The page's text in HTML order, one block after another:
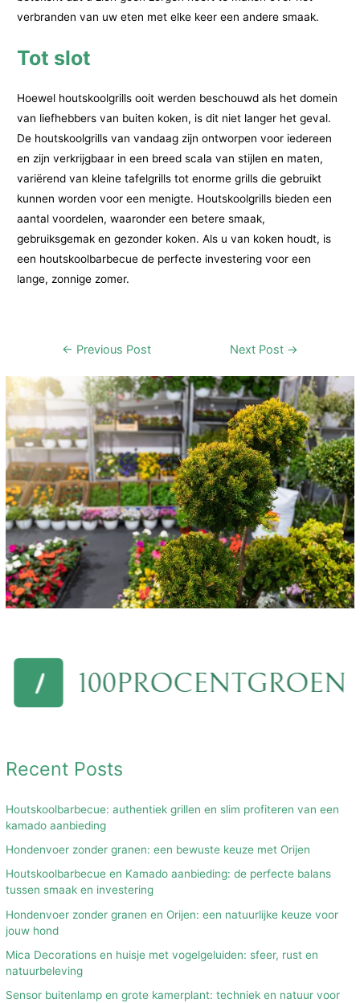
Recent Posts
Houtskoolbarbecue: authentiek grillen en slim profiteren van een
kamado aanbieding
Hondenvoer zonder granen: een bewuste keuze met Orijen
Houtskoolbarbecue en Kamado aanbieding: de perfecte balans
tussen smaak en investering
Hondenvoer zonder granen en Orijen: een natuurlijke keuze voor
jouw hond
Mica Decorations en huisje met vogelgeluiden: sfeer, rust en
natuurbeleving
Sensor buitenlamp en grote kamerplant: techniek en natuur voor
verbranden van uw eten met elke keer een andere smaak.
Tot slot
Hoewel houtskoolgrills ooit werden beschouwd als het domein
van liefhebbers van buiten koken, is dit niet langer het geval.
De houtskoolgrills van vandaag zijn ontworpen voor iedereen
en zijn verkrijgbaar in een breed scala van stijlen en maten,
variërend van kleine tafelgrills tot enorme grills die gebruikt
kunnen worden voor een menigte. Houtskoolgrills bieden een
aantal voordelen, waaronder een betere smaak,
gebruiksgemak en gezonder koken. Als u van koken houdt, is
een houtskoolbarbecue de perfecte investering voor een
lange, zonnige zomer.
Post← Previous Post Next Post →